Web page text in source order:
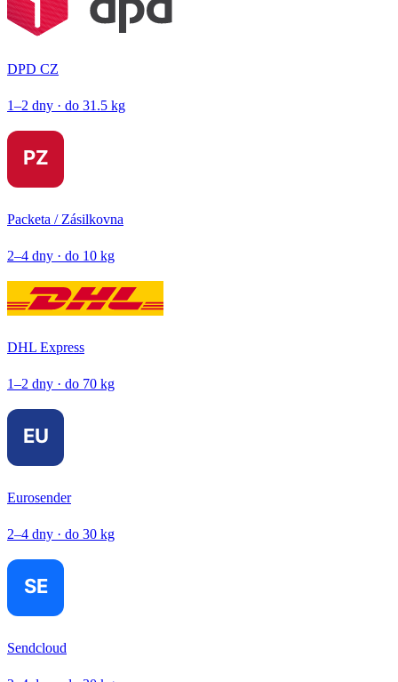
DPD CZ
1–2 dny · do 31.5 kg
Packeta / Zásilkovna
2–4 dny · do 10 kg
DHL Express
1–2 dny · do 70 kg
Eurosender
2–4 dny · do 30 kg
Sendcloud